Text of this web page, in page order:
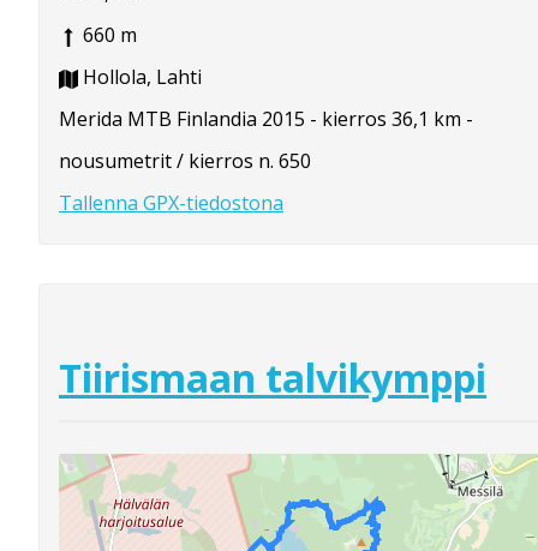
660 m
Hollola, Lahti
Merida MTB Finlandia 2015 - kierros 36,1 km -
nousumetrit / kierros n. 650
Tallenna GPX-tiedostona
Tiirismaan talvikymppi